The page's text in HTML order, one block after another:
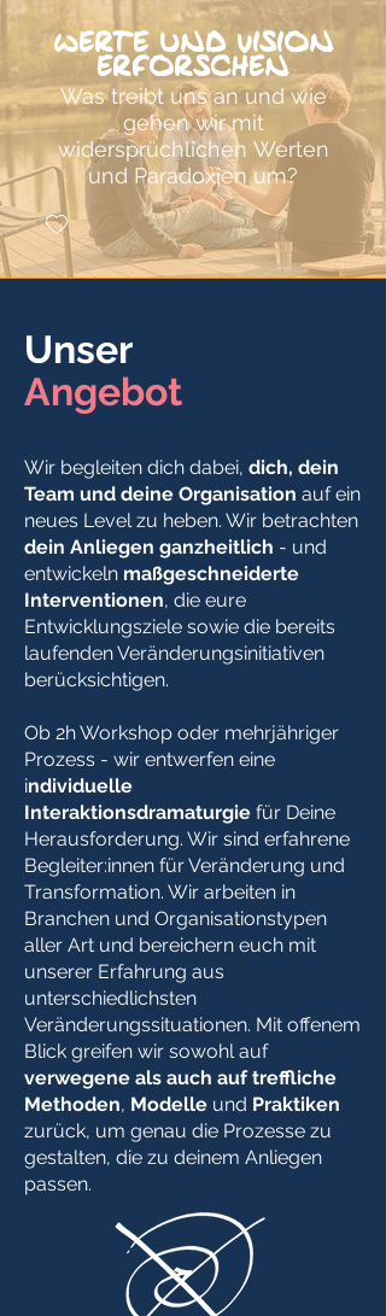
Werte und Vision
erforschen
Was treibt uns an und wie
gehen wir mit
widersprüchlichen Werten
und Paradoxien um?
Unser
Angebot
Wir begleiten dich dabei, dich, dein
Team und deine Organisation auf ein
neues Level zu heben. Wir betrachten
dein Anliegen ganzheitlich - und
entwickeln maßgeschneiderte
Interventionen, die eure
Entwicklungsziele sowie die bereits
laufenden Veränderungsinitiativen
berücksichtigen.
Ob 2h Workshop oder mehrjähriger
Prozess - wir entwerfen eine
individuelle
Interaktionsdramaturgie für Deine
Herausforderung. Wir sind erfahrene
Begleiter:innen für Veränderung und
Transformation. Wir arbeiten in
Branchen und Organisationstypen
aller Art und bereichern euch mit
unserer Erfahrung aus
unterschiedlichsten
Veränderungssituationen. Mit offenem
Blick greifen wir sowohl auf
verwegene als auch auf treffliche
Methoden, Modelle und Praktiken
zurück, um genau die Prozesse zu
gestalten, die zu deinem Anliegen
passen.